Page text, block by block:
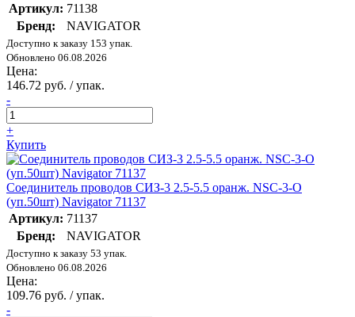
Артикул: 71138
Бренд:
NAVIGATOR
Доступно к заказу 153 упак.
Обновлено 06.08.2026
Цена:
146.72 руб. / упак.
-
+
Купить
Соединитель проводов СИЗ-3 2.5-5.5 оранж. NSC-3-O
(уп.50шт) Navigator 71137
Артикул: 71137
Бренд:
NAVIGATOR
Доступно к заказу 53 упак.
Обновлено 06.08.2026
Цена:
109.76 руб. / упак.
-